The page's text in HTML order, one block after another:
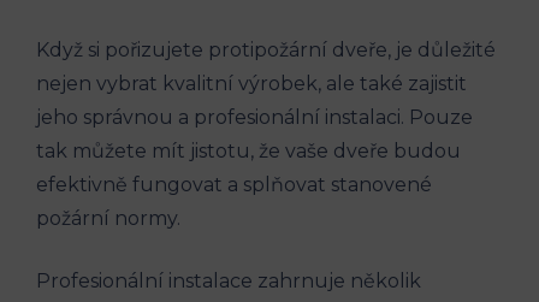
Když si pořizujete protipožární dveře, je důležité
nejen vybrat kvalitní výrobek, ale také zajistit
jeho správnou a profesionální instalaci. Pouze
tak můžete mít jistotu, že vaše dveře budou
efektivně fungovat a splňovat stanovené
požární normy.
Profesionální instalace zahrnuje několik